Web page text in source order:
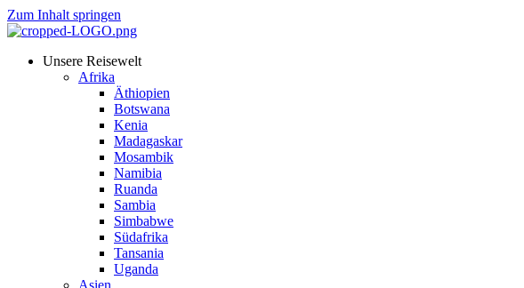
Zum Inhalt springen
Unsere Reisewelt
Afrika
Äthiopien
Botswana
Kenia
Madagaskar
Mosambik
Namibia
Ruanda
Sambia
Simbabwe
Südafrika
Tansania
Uganda
Asien